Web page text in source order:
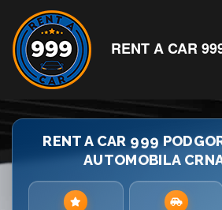
RENT A CAR
RENT A CAR 999
AUTOMOBILA